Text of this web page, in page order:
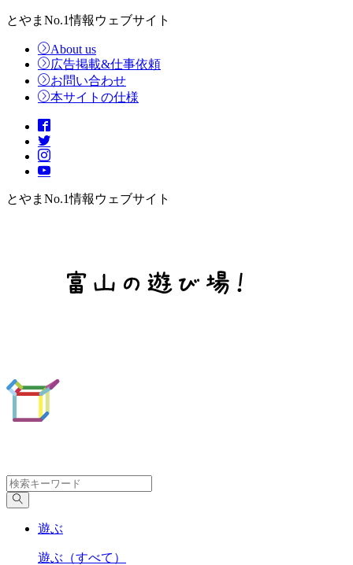
とやまNo.1情報ウェブサイト
About us
広告掲載&仕事依頼
お問い合わせ
本サイトの仕様
とやまNo.1情報ウェブサイト
遊ぶ
遊ぶ （すべて）